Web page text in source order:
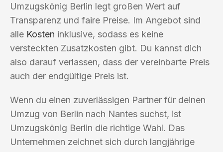
Umzugskönig Berlin legt großen Wert auf
Transparenz und faire Preise. Im Angebot sind
alle Kosten inklusive, sodass es keine
versteckten Zusatzkosten gibt. Du kannst dich
also darauf verlassen, dass der vereinbarte Preis
auch der endgültige Preis ist.
Wenn du einen zuverlässigen Partner für deinen
Umzug von Berlin nach Nantes suchst, ist
Umzugskönig Berlin die richtige Wahl. Das
Unternehmen zeichnet sich durch langjährige